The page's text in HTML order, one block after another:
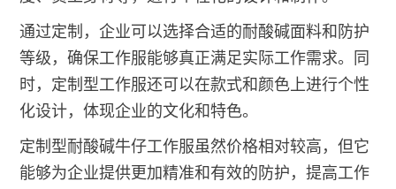
通过定制，企业可以选择合适的耐酸碱面料和防护
等级，确保工作服能够真正满足实际工作需求。同
时，定制型工作服还可以在款式和颜色上进行个性
化设计，体现企业的文化和特色。
定制型耐酸碱牛仔工作服虽然价格相对较高，但它
能够为企业提供更加精准和有效的防护，提高工作